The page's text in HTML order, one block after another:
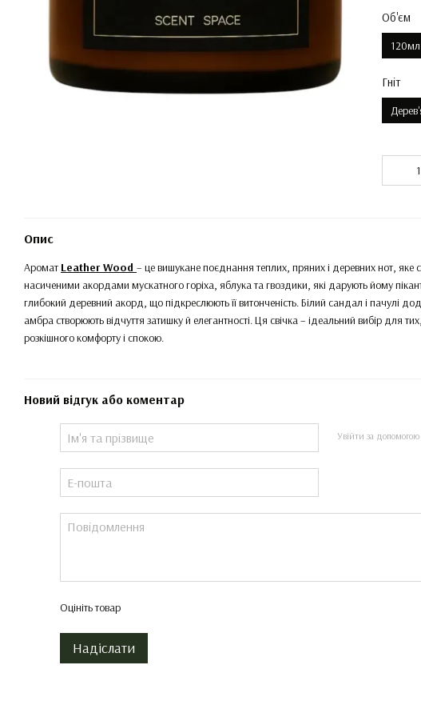
Об'єм
120мл
Гніт
Опис
Аромат Leather Wood – це вишукане поєднання теплих, пряних і деревних нот, яке
насиченими акордами мускатного горіха, яблука та гвоздики, які дарують йому
глибокий деревний акорд, що підкреслюють її витонченість. Білий сандал і пачулі
амбра створюють відчуття затишку й елегантності. Ця свічка – ідеальний вибір для
розкішного комфорту і спокою.
Новий відгук або коментар
Увійти за допомогою
Оцініть товар
Надіслати